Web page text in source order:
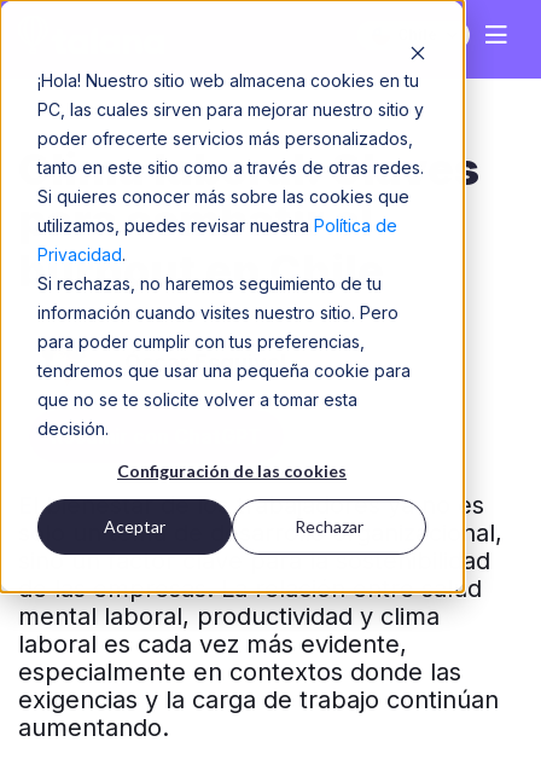
¡Hola! Nuestro sitio web almacena cookies en tu
PC, las cuales sirven para mejorar nuestro sitio y
poder ofrecerte servicios más personalizados,
tanto en este sitio como a través de otras redes.
Si quieres conocer más sobre las cookies que
utilizamos, puedes revisar nuestra Política de
Privacidad.
Si rechazas, no haremos seguimiento de tu
información cuando visites nuestro sitio. Pero
para poder cumplir con tus preferencias,
tendremos que usar una pequeña cookie para
que no se te solicite volver a tomar esta
decisión.
Configuración de las cookies
Aceptar Rechazar
Clima laboral: Claves
para combatir el
burnout en Chile
Óscar Esquivel
Resumir con ChatGPT
El bienestar de los trabajadores ya no es
solo un tema de desarrollo organizacional,
sino un factor clave para la sostenibilidad
de las empresas. La relación entre salud
mental laboral, productividad y clima
laboral es cada vez más evidente,
especialmente en contextos donde las
exigencias y la carga de trabajo continúan
aumentando.